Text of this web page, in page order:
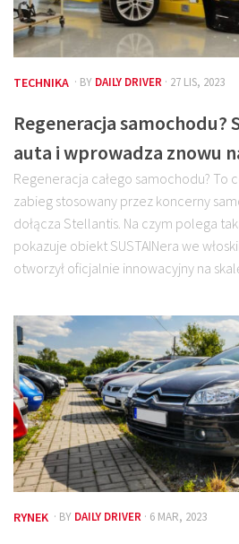
TECHNIKA · BY DAILY DRIVER · 27 LIS, 2023
Regeneracja samochodu?
auta i wprowadza znowu
Regeneracja całego samochodu? To
zabieg stosowany przez koncerny
dołącza Stellantis. Na czym polega
pokazuje obiekt SUSTAINera we
otworzył oficjalnie innowacyjny na
RYNEK · BY DAILY DRIVER · 6 MAR, 2023